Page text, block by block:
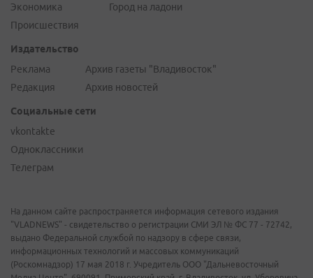
Экономика
Происшествия
Город на ладони
Издательство
Реклама
Редакция
Архив газеты "Владивосток"
Архив новостей
Социальные сети
vkontakte
Одноклассники
Телеграм
На данном сайте распространяется информация сетевого издания
"VLADNEWS" - свидетельство о регистрации СМИ ЭЛ № ФС 77 - 72742,
выдано Федеральной службой по надзору в сфере связи,
информационных технологий и массовых коммуникаций
(Роскомнадзор) 17 мая 2018 г. Учредитель ООО "Дальневосточный